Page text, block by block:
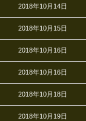
2018年10月14日
2018年10月15日
2018年10月16日
2018年10月16日
2018年10月18日
2018年10月19日